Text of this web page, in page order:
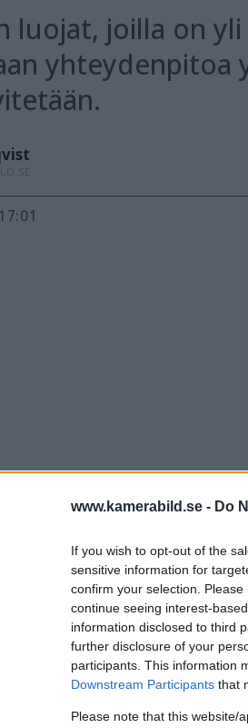
www.kamerabild.se - Do
If you wish to opt-out of the
sensitive information for
confirm your selection.
continue seeing interest-
information disclosed to third
further disclosure of your
participants. This information
Downstream Participants that
Please note that this website/
luojat, joilla on
yhteydenpitoa